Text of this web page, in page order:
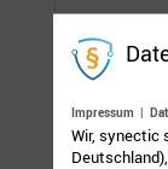
Nutzen
Impressum |
Wir, synectic